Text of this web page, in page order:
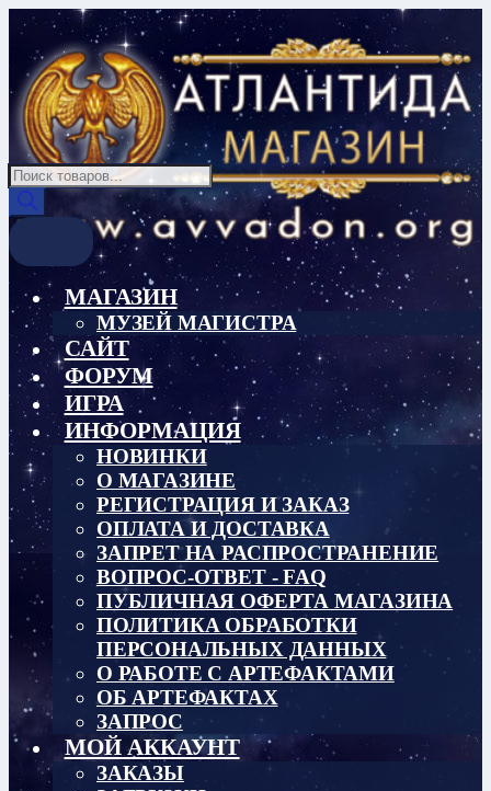
Перейти
навигации
Перейти
содержимому
Поиск
товаров
МАГАЗИН
МУЗЕЙ МАГИСТРА
САЙТ
ФОРУМ
ИГРА
ИНФОРМАЦИЯ
НОВИНКИ
О МАГАЗИНЕ
РЕГИСТРАЦИЯ И ЗАКАЗ
ОПЛАТА И ДОСТАВКА
ЗАПРЕТ НА РАСПРОСТРАНЕНИЕ
ВОПРОС-ОТВЕТ - FAQ
ПУБЛИЧНАЯ ОФЕРТА МАГАЗИНА
ПОЛИТИКА ОБРАБОТКИ
ПЕРСОНАЛЬНЫХ ДАННЫХ
О РАБОТЕ С АРТЕФАКТАМИ
ОБ АРТЕФАКТАХ
ЗАПРОС
МОЙ АККАУНТ
ЗАКАЗЫ